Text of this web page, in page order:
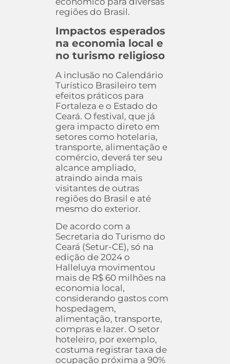
regiões do Brasil.
Impactos esperados
na economia local e
no turismo religioso
A inclusão no Calendário
Turístico Brasileiro tem
efeitos práticos para
Fortaleza e o Estado do
Ceará. O festival, que já
gera impacto direto em
setores como hotelaria,
transporte, alimentação e
comércio, deverá ter seu
alcance ampliado,
atraindo ainda mais
visitantes de outras
regiões do Brasil e até
mesmo do exterior.
De acordo com a
Secretaria do Turismo do
Ceará (Setur-CE), só na
edição de 2024 o
Halleluya movimentou
mais de R$ 60 milhões na
economia local,
considerando gastos com
hospedagem,
alimentação, transporte,
compras e lazer. O setor
hoteleiro, por exemplo,
costuma registrar taxa de
ocupação próxima a 90%